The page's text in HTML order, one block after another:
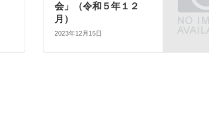
会」（令和５年１２
月）
2023年12月15日